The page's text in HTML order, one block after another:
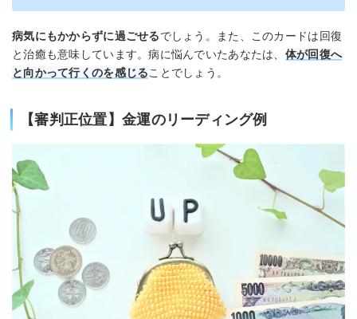
病気にもかからずに過ごせるでしょう。また、このカードは回復
と治癒も意味しています。病に悩んでいたあなたは、 体が回復へ
と向かって行くのを感じることでしょう。
【審判正位置】金運のリーディング例